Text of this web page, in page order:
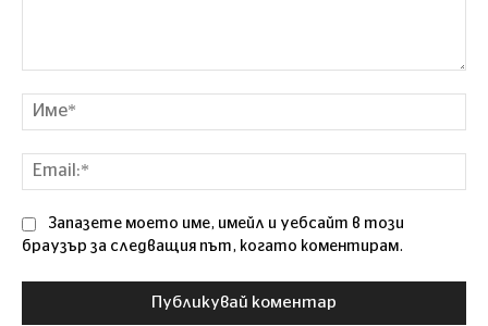
Запазете моето име, имейл и уебсайт в този
браузър за следващия път, когато коментирам.